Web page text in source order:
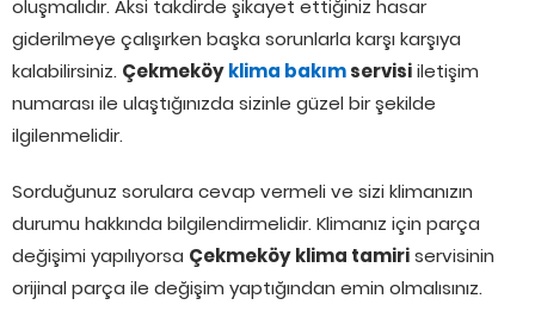
oluşmalıdır. Aksi takdirde şikayet ettiğiniz hasar
giderilmeye çalışırken başka sorunlarla karşı karşıya
kalabilirsiniz. Çekmeköyklima bakımservisiiletişim
numarası ile ulaştığınızda sizinle güzel bir şekilde
ilgilenmelidir.
Sorduğunuz sorulara cevap vermeli ve sizi klimanızın
durumu hakkında bilgilendirmelidir. Klimanız için parça
değişimi yapılıyorsa Çekmeköy klima tamiriservisinin
orijinal parça ile değişim yaptığından emin olmalısınız.